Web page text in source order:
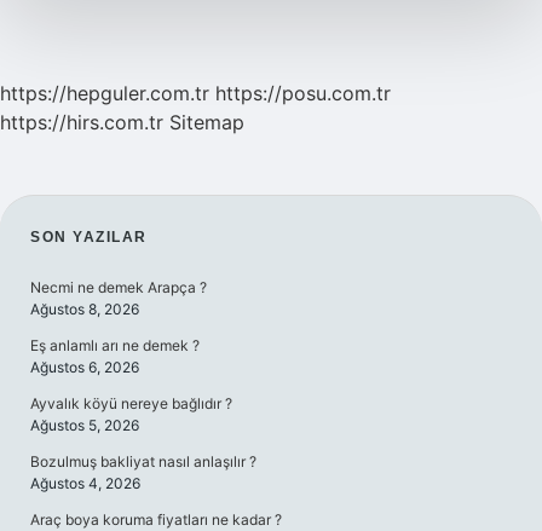
https://hepguler.com.tr https://posu.com.tr
https://hirs.com.tr Sitemap
SIDEBAR
SON YAZILAR
Necmi ne demek Arapça ?
Ağustos 8, 2026
Eş anlamlı arı ne demek ?
Ağustos 6, 2026
Ayvalık köyü nereye bağlıdır ?
Ağustos 5, 2026
Bozulmuş bakliyat nasıl anlaşılır ?
Ağustos 4, 2026
Araç boya koruma fiyatları ne kadar ?